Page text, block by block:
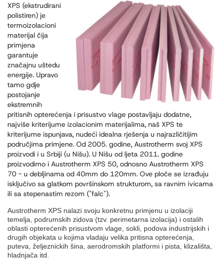
XPS (ekstrudirani
polistiren) je
termoizolacioni
materijal čija
primjena
garantuje
značajnu uštedu
energije. Upravo
tamo gdje
postojanje
ekstremnih
pritisnih opterećenja i prisustvo vlage postavljaju dodatne,
najviše kriterijume izolacionim materijalima, naš XPS te
kriterijume ispunjava, nudeći idealna rješenja u najrazličitijim
područjima primjene. Od 2005. godine, Austrotherm svoj XPS
proizvodi i u Srbiji (u Nišu). U Nišu od ljeta 2011. godine
proizvodimo i Austrotherm XPS 50, odnosno Austrotherm XPS
70 - u debljinama od 40mm do 120mm. Ove ploče se izrađuju
isključivo sa glatkom površinskom strukturom, sa ravnim ivicama
ili sa stepenastim rezom ("falc").
Austrotherm XPS nalazi svoju konkretnu primjenu u izolaciji
temelja, podrumskih zidova (tzv. perimetarna izolacija) i ostalih
oblasti opterećenih prisustvom vlage, sokli, podova industrijskih i
drugih objekata u kojima vladaju velika pritisna opterećenja,
puteva, željeznickih šina, aerodromskih platformi i pista, klizališta,
hladnjača itd.